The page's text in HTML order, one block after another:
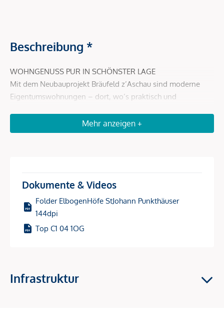
Beschreibung *
WOHNGENUSS PUR IN SCHÖNSTER LAGE
Mit dem Neubauprojekt Bräufeld z’Aschau sind moderne
Eigentumswohnungen – dort, wo’s praktisch und
erledigen: Ein Supermarkt und eine Apotheke im Haus
machen den Alltag einfacher. Ein Zuhause für alle, die es
Hier erwarten Sie Wohnungen für verschiedene
Wohnbedürfnisse – von der durchdachten 1-Zimmer
Besonders spannend: Die Gartenwohnungen liegen nicht
im Erdgeschoss, sondern eine Etage höher – so genießt
Mehr anzeigen +
Dokumente & Videos
Folder ElbogenHöfe StJohann Punkthäuser
144dpi
Top C1 04 1OG
Infrastruktur